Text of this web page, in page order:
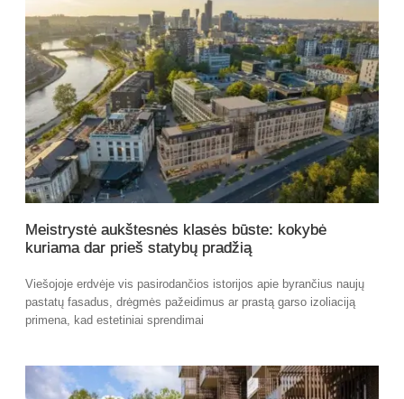
Meistrystė aukštesnės klasės būste: kokybė
kuriama dar prieš statybų pradžią
Viešojoje erdvėje vis pasirodančios istorijos apie byrančius naujų
pastatų fasadus, drėgmės pažeidimus ar prastą garso izoliaciją
primena, kad estetiniai sprendimai